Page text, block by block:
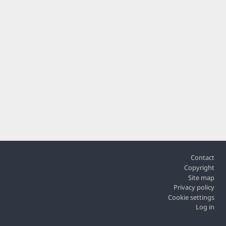
Footer
Contact
Copyright
Site map
Privacy policy
Cookie settings
Log in